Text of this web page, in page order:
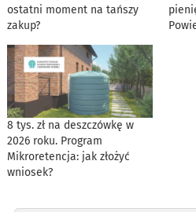
ostatni moment na tańszy
zakup?
8 tys. zł na deszczówkę w
2026 roku. Program
Mikroretencja: jak złożyć
wniosek?